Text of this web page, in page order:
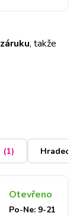
, takže
(1) Hradec
Otevřeno
Po-Ne: 9-21